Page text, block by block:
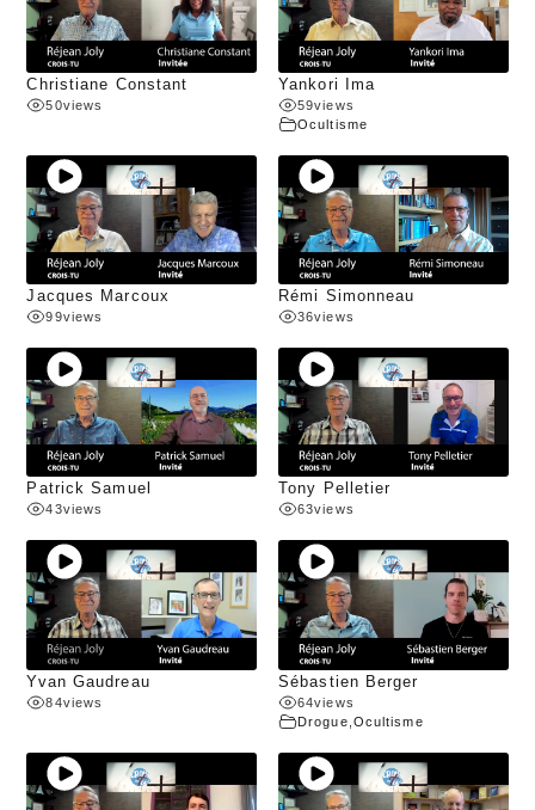
Christiane Constant
50views
Yankori Ima
59views
Ocultisme
Jacques Marcoux
99views
Rémi Simonneau
36views
Patrick Samuel
43views
Tony Pelletier
63views
Yvan Gaudreau
84views
Sébastien Berger
64views
Drogue Ocultisme